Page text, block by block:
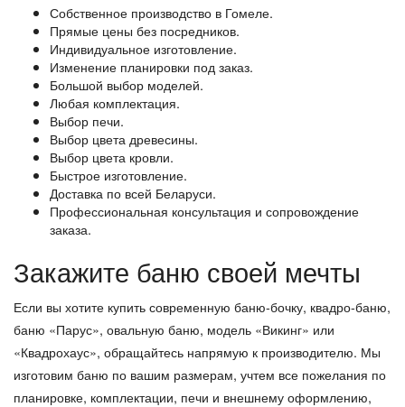
Собственное производство в Гомеле.
Прямые цены без посредников.
Индивидуальное изготовление.
Изменение планировки под заказ.
Большой выбор моделей.
Любая комплектация.
Выбор печи.
Выбор цвета древесины.
Выбор цвета кровли.
Быстрое изготовление.
Доставка по всей Беларуси.
Профессиональная консультация и сопровождение
заказа.
Закажите баню своей мечты
Если вы хотите купить современную баню-бочку, квадро-баню,
баню «Парус», овальную баню, модель «Викинг» или
«Квадрохаус», обращайтесь напрямую к производителю. Мы
изготовим баню по вашим размерам, учтем все пожелания по
планировке, комплектации, печи и внешнему оформлению,